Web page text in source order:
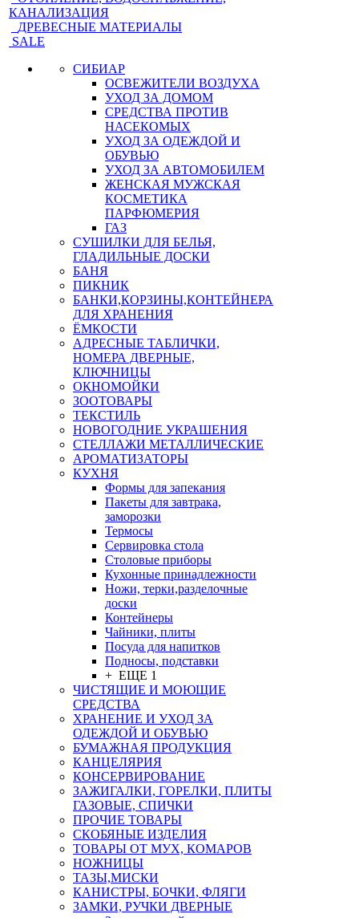
КАНАЛИЗАЦИЯ
ДРЕВЕСНЫЕ МАТЕРИАЛЫ
SALE
СИБИАР
ОСВЕЖИТЕЛИ ВОЗДУХА
УХОД ЗА ДОМОМ
СРЕДСТВА ПРОТИВ
НАСЕКОМЫХ
УХОД ЗА ОДЕЖДОЙ И
ОБУВЬЮ
УХОД ЗА АВТОМОБИЛЕМ
ЖЕНСКАЯ МУЖСКАЯ
КОСМЕТИКА
ПАРФЮМЕРИЯ
ГАЗ
СУШИЛКИ ДЛЯ БЕЛЬЯ,
ГЛАДИЛЬНЫЕ ДОСКИ
БАНЯ
ПИКНИК
БАНКИ,КОРЗИНЫ,КОНТЕЙНЕРА
ДЛЯ ХРАНЕНИЯ
ЁМКОСТИ
АДРЕСНЫЕ ТАБЛИЧКИ,
НОМЕРА ДВЕРНЫЕ,
КЛЮЧНИЦЫ
ОКНОМОЙКИ
ЗООТОВАРЫ
ТЕКСТИЛЬ
НОВОГОДНИЕ УКРАШЕНИЯ
СТЕЛЛАЖИ МЕТАЛЛИЧЕСКИЕ
АРОМАТИЗАТОРЫ
КУХНЯ
Формы для запекания
Пакеты для завтрака,
заморозки
Термосы
Сервировка стола
Столовые приборы
Кухонные принадлежности
Ножи, терки,разделочные
доски
Контейнеры
Чайники, плиты
Посуда для напитков
Подносы, подставки
+ ЕЩЕ 1
ЧИСТЯЩИЕ И МОЮЩИЕ
СРЕДСТВА
ХРАНЕНИЕ И УХОД ЗА
ОДЕЖДОЙ И ОБУВЬЮ
БУМАЖНАЯ ПРОДУКЦИЯ
КАНЦЕЛЯРИЯ
КОНСЕРВИРОВАНИЕ
ЗАЖИГАЛКИ, ГОРЕЛКИ, ПЛИТЫ
ГАЗОВЫЕ, СПИЧКИ
ПРОЧИЕ ТОВАРЫ
СКОБЯНЫЕ ИЗДЕЛИЯ
ТОВАРЫ ОТ МУХ, КОМАРОВ
НОЖНИЦЫ
ТАЗЫ,МИСКИ
КАНИСТРЫ, БОЧКИ, ФЛЯГИ
ЗАМКИ, РУЧКИ ДВЕРНЫЕ